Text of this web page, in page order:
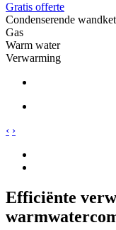
Gratis offerte
Condenserende
Gas
Warm water
Verwarming
‹ ›
Efficiënte